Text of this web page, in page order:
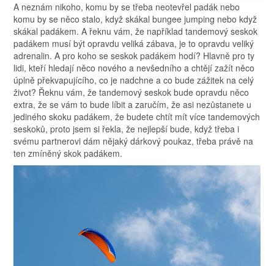
A neznám nikoho, komu by se třeba neotevřel padák nebo
komu by se něco stalo, když skákal bungee jumping nebo když
skákal padákem. A řeknu vám, že například tandemový seskok
padákem musí být opravdu veliká zábava, je to opravdu veliký
adrenalin. A pro koho se seskok padákem hodí? Hlavně pro ty
lidi, kteří hledají něco nového a nevšedního a chtějí zažít něco
úplně překvapujícího, co je nadchne a co bude zážitek na celý
život? Řeknu vám, že tandemový seskok bude opravdu něco
extra, že se vám to bude líbit a zaručím, že asi nezůstanete u
jediného skoku padákem, že budete chtít mít více tandemových
seskoků, proto jsem si řekla, že nejlepší bude, když třeba i
svému partnerovi dám nějaký dárkový poukaz, třeba právě na
ten zmíněný skok padákem.